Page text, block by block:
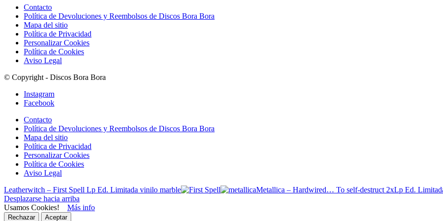
Contacto
Política de Devoluciones y Reembolsos de Discos Bora Bora
Mapa del sitio
Política de Privacidad
Personalizar Cookies
Política de Cookies
Aviso Legal
© Copyright - Discos Bora Bora
Instagram
Facebook
Contacto
Política de Devoluciones y Reembolsos de Discos Bora Bora
Mapa del sitio
Política de Privacidad
Personalizar Cookies
Política de Cookies
Aviso Legal
Leatherwitch – First Spell Lp Ed. Limitada vinilo marble
Metallica – Hardwired… To self-destruct 2xLp Ed.
Desplazarse hacia arriba
Usamos Cookies! Más info
Rechazar Aceptar